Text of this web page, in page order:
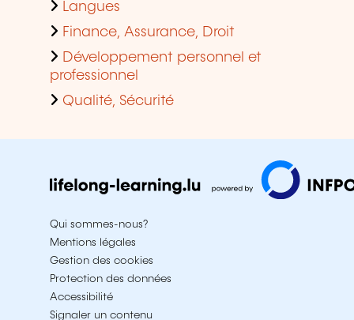
Langues
Finance, Assurance, Droit
Développement personnel et
professionnel
Qualité, Sécurité
Qui sommes-nous?
Mentions légales
Gestion des cookies
Protection des données
Accessibilité
Signaler un contenu